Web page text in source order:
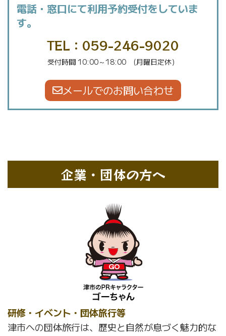
電話・窓口にて利用予約受付をしていま
す。
TEL：059-246-9020
受付時間 10:00～18:00 (月曜日定休）
メールでのお問い合わせ
企業・団体の方へ
研修・イベント・団体旅行等
津市への団体旅行は、歴史と自然が息づく魅力的な